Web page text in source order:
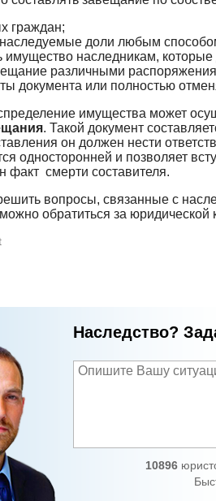
граждан;
наследуемые доли любым
имущество наследникам, которые
различными
документа или полностью
имущества может
. Такой документ
он должен нести
односторонней и позволяет
факт смерти составителя.
вопросы, связанные с
обратиться за
Наследство?
10896